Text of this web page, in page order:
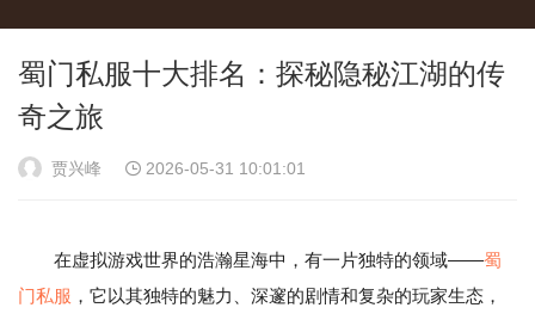
蜀门私服十大排名：探秘隐秘江湖的传
奇之旅
贾兴峰 2026-05-31 10:01:01
在虚拟游戏世界的浩瀚星海中，有一片独特的领域——蜀
门私服 ，它以其独特的魅力、深邃的剧情和复杂的玩家生态，